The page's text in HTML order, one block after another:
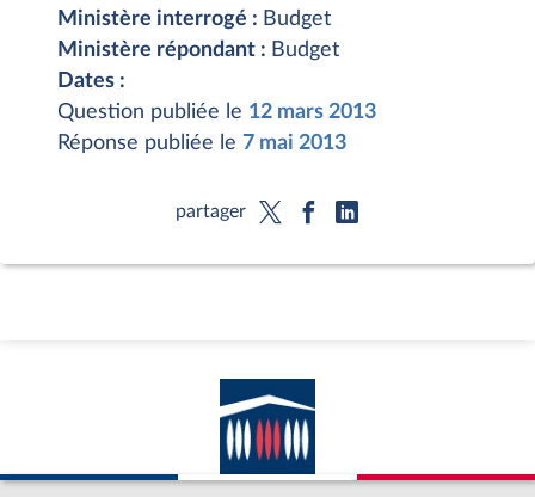
Ministère interrogé : Budget
Ministère répondant : Budget
Dates :
Question publiée le 12 mars 2013
Réponse publiée le 7 mai 2013
partager